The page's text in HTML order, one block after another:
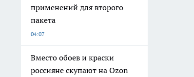
применений для второго
пакета
04:07
Вместо обоев и краски
россияне скупают на Ozon